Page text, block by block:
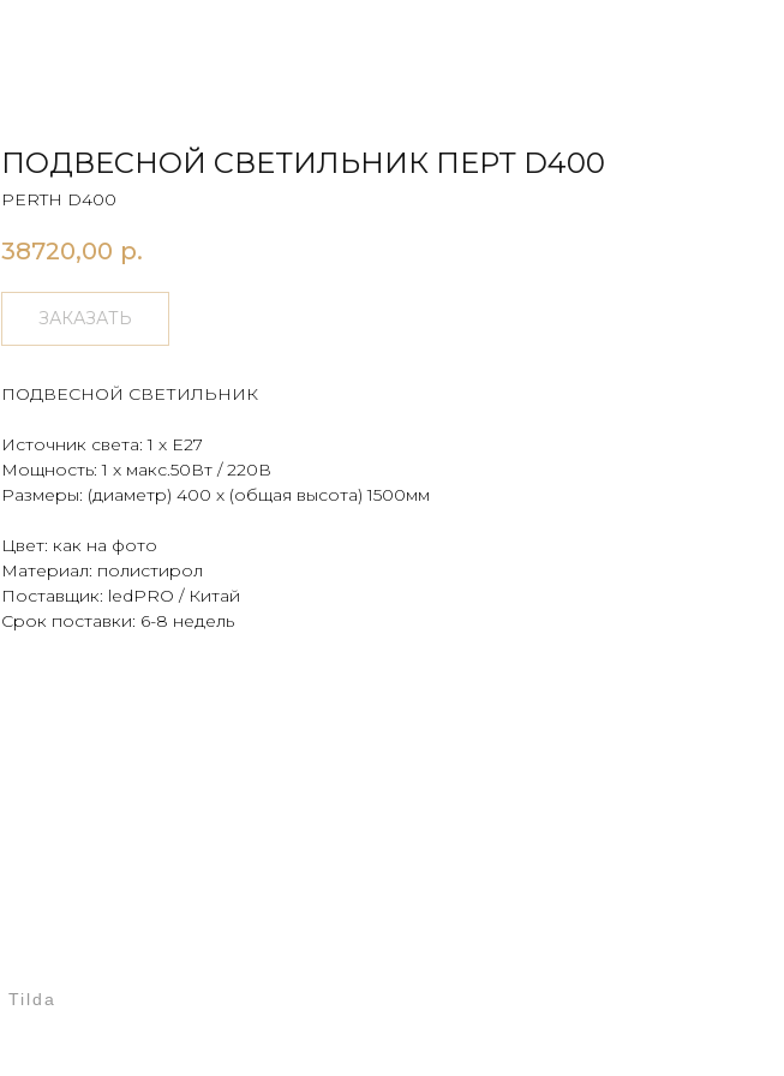
ПОДВЕСНОЙ СВЕТИЛЬНИК ПЕРТ D400
PERTH D400
38720,00 р.
ЗАКАЗАТЬ
ПОДВЕСНОЙ СВЕТИЛЬНИК
Источник света: 1 х E27
Мощность: 1 х макс.50Вт / 220В
Размеры: (диаметр) 400 х (общая высота) 1500мм
Цвет: как на фото
Материал: полистирол
Поставщик: ledPRO / Китай
Срок поставки: 6-8 недель
Tilda